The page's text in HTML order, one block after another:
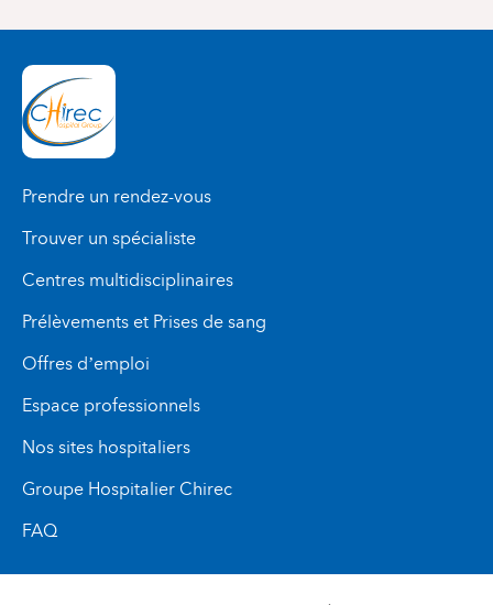
Prendre un rendez-vous
Trouver un spécialiste
Centres multidisciplinaires
Prélèvements et Prises de sang
Offres d’emploi
Espace professionnels
Nos sites hospitaliers
Groupe Hospitalier Chirec
FAQ